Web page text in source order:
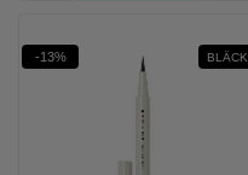
-13% BLÄCK